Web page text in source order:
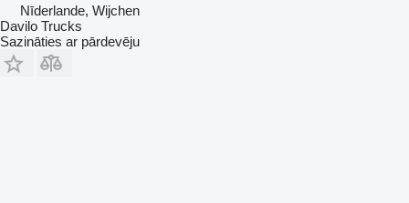
Nīderlande, Wijchen
Davilo Trucks
Sazināties ar pārdevēju